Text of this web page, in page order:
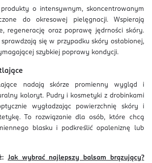
o intensywnym, skoncentrowanym
do okresowej pielęgnacji. Wspierają
regenerację oraz poprawę jędrności skóry.
się w przypadku skóry osłabionej,
szybkiej poprawy kondycji.
nadają skórze promienny wygląd i
koloryt. Pudry i kosmetyki z drobinkami
wygładzając powierzchnię skóry i
To rozwiązanie dla osób, które chcą
blasku i podkreślić opaleniznę lub
Jak wybrać najlepszy balsam brązujący?